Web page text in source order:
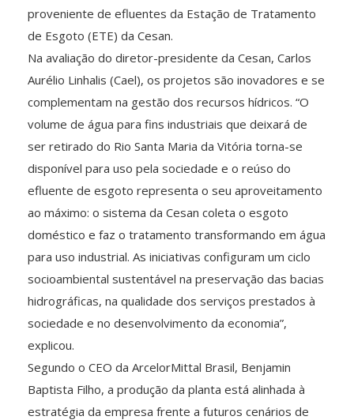
proveniente de efluentes da Estação de Tratamento
de Esgoto (ETE) da Cesan.
Na avaliação do diretor-presidente da Cesan, Carlos
Aurélio Linhalis (Cael), os projetos são inovadores e se
complementam na gestão dos recursos hídricos. “O
volume de água para fins industriais que deixará de
ser retirado do Rio Santa Maria da Vitória torna-se
disponível para uso pela sociedade e o reúso do
efluente de esgoto representa o seu aproveitamento
ao máximo: o sistema da Cesan coleta o esgoto
doméstico e faz o tratamento transformando em água
para uso industrial. As iniciativas configuram um ciclo
socioambiental sustentável na preservação das bacias
hidrográficas, na qualidade dos serviços prestados à
sociedade e no desenvolvimento da economia”,
explicou.
Segundo o CEO da ArcelorMittal Brasil, Benjamin
Baptista Filho, a produção da planta está alinhada à
estratégia da empresa frente a futuros cenários de